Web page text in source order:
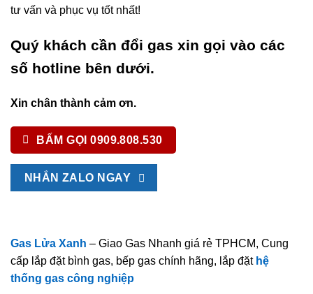
tư vấn và phục vụ tốt nhất!
Quý khách cần đổi gas xin gọi vào các
số hotline bên dưới.
Xin chân thành cảm ơn.
BẤM GỌI 0909.808.530
NHẮN ZALO NGAY
Gas Lửa Xanh – Giao Gas Nhanh giá rẻ TPHCM, Cung
cấp lắp đặt bình gas, bếp gas chính hãng, lắp đặt hệ
thống gas công nghiệp